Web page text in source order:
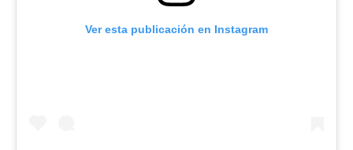
Ver esta publicación en Instagram